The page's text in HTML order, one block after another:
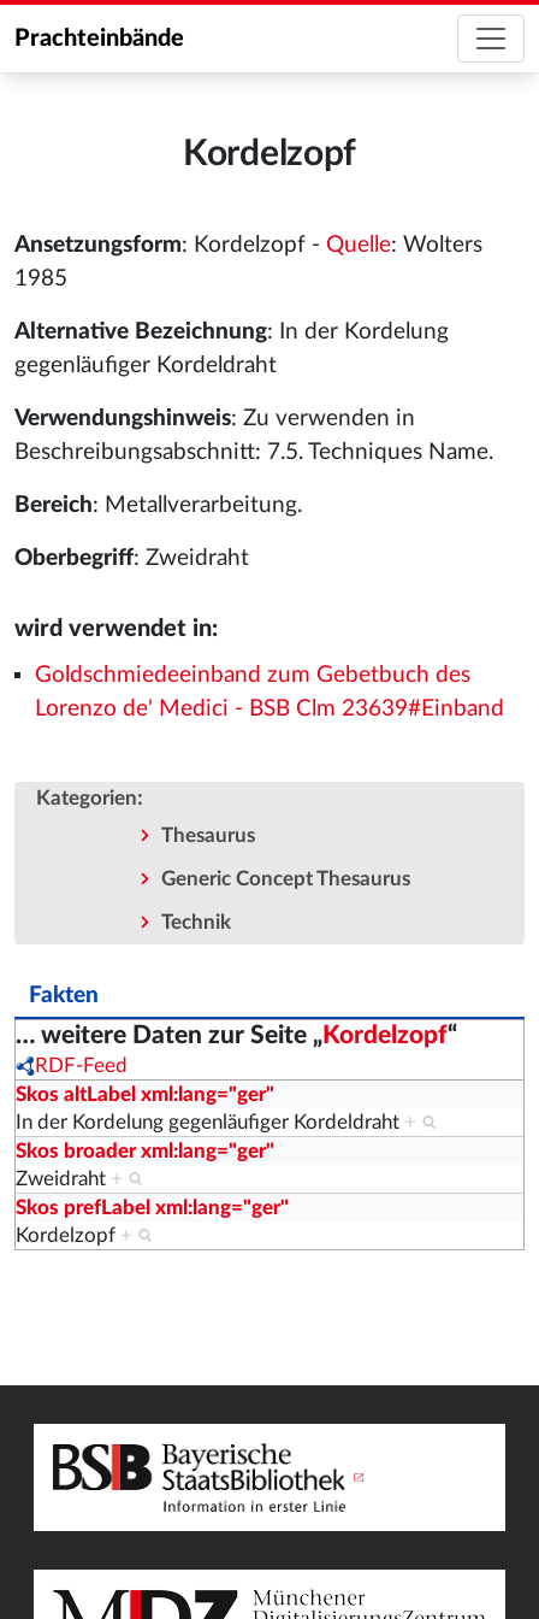
Prachteinbände
Kordelzopf
Ansetzungsform: Kordelzopf - Quelle: Wolters
1985
Alternative Bezeichnung: In der Kordelung
gegenläufiger Kordeldraht
Verwendungshinweis: Zu verwenden in
Beschreibungsabschnitt: 7.5. Techniques Name.
Bereich: Metallverarbeitung.
Oberbegriff: Zweidraht
wird verwendet in:
Goldschmiedeeinband zum Gebetbuch des
Lorenzo de' Medici - BSB Clm 23639#Einband
Kategorien:
Thesaurus
Generic Concept Thesaurus
Technik
Fakten
… weitere Daten zur Seite „Kordelzopf“
RDF-Feed
Skos altLabel xml:lang="ger"
In der Kordelung gegenläufiger Kordeldraht +
Skos broader xml:lang="ger"
Zweidraht +
Skos prefLabel xml:lang="ger"
Kordelzopf +